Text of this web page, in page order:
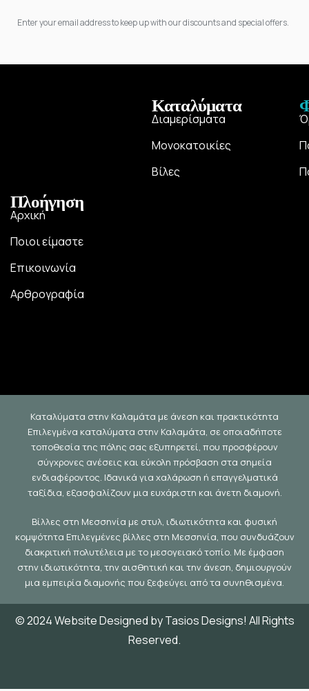
Enter your email address to keep up with our discounts and special offers.
Πλοήγηση
Αρχική
Ποιοι είμαστε
Επικοινωνία
Αρθρογραφία
Καταλύματα
Διαμερίσματα
Μονοκατοικίες
Βίλες
Καταλύματα στην Καλαμάτα με άνεση και πρακτικότητα
Επιλεγμένα καταλύματα στην Καλαμάτα, σε οποιαδήποτε
τοποθεσία της πόλης σας εξυπηρετεί, που προσφέρουν
σύγχρονες ανέσεις και εύκολη πρόσβαση στα σημεία
ενδιαφέροντος. Ιδανικά για χαλάρωση ή επαγγελματικά
ταξίδια, εξασφαλίζουν μια ευχάριστη και άνετη διαμονή.
Βίλλες στη Μεσσηνία με στυλ, ιδιωτικότητα και φυσική
κομψότητα Επιλεγμένες βίλλες στη Μεσσηνία, που συνδυάζουν
διακριτική πολυτέλεια με το μεσογειακό τοπίο. Με έμφαση
στην ιδιωτικότητα, την αισθητική και την άνεση, δημιουργούν
μια εμπειρία διαμονής που ξεφεύγει από τα συνηθισμένα.
© 2024 Website Designed by Tasios Designs! All Rights
Reserved.